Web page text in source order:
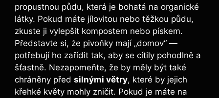
propustnou půdu, ‌která je⁤ bohatá⁤ na organické
látky. Pokud máte jílovitou nebo těžkou půdu,
zkuste ji ⁣vylepšit kompostem nebo pískem.
Představte si, že pivoňky ​mají „domov“ —
potřebují ho‌ zařídit tak, aby se ​cítily ⁤pohodlně‍ a
šťastně.⁤ Nezapomeňte, že by měly být také
chráněny ‌před silnými větry,‍ které by jejich
křehké květy mohly zničit. Pokud je máte na